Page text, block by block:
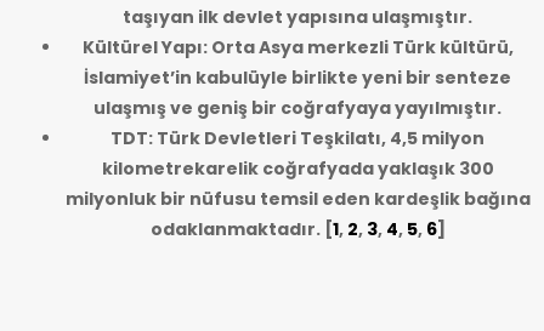
taşıyan ilk devlet yapısına ulaşmıştır.
Kültürel Yapı: Orta Asya merkezli Türk kültürü,
İslamiyet’in kabulüyle birlikte yeni bir senteze
ulaşmış ve geniş bir coğrafyaya yayılmıştır.
TDT: Türk Devletleri Teşkilatı, 4,5 milyon
kilometrekarelik coğrafyada yaklaşık 300
milyonluk bir nüfusu temsil eden kardeşlik bağına
odaklanmaktadır.[1, 2, 3, 4, 5, 6]